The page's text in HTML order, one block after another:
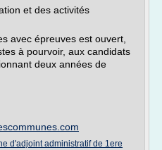
et des activités
avec épreuves est ouvert,
à pourvoir, aux candidats
deux années de
d'adjoint administratif de 1ere